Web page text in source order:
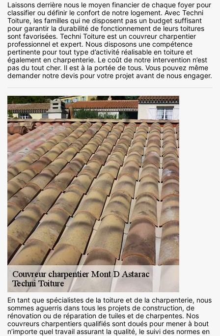
Laissons derrière nous le moyen financier de chaque foyer pour
classifier ou définir le confort de notre logement. Avec Techni
Toiture, les familles qui ne disposent pas un budget suffisant
pour garantir la durabilité de fonctionnement de leurs toitures
sont favorisées. Techni Toiture est un couvreur charpentier
professionnel et expert. Nous disposons une compétence
pertinente pour tout type d’activité réalisable en toiture et
également en charpenterie. Le coût de notre intervention n’est
pas du tout cher. Il est à la portée de tous. Vous pouvez même
demander notre devis pour votre projet avant de nous engager.
En tant que spécialistes de la toiture et de la charpenterie, nous
sommes aguerris dans tous les projets de construction, de
rénovation ou de réparation de tuiles et de charpentes. Nos
couvreurs charpentiers qualifiés sont doués pour mener à bout
n’importe quel travail assurant la qualité, le suivi des normes en